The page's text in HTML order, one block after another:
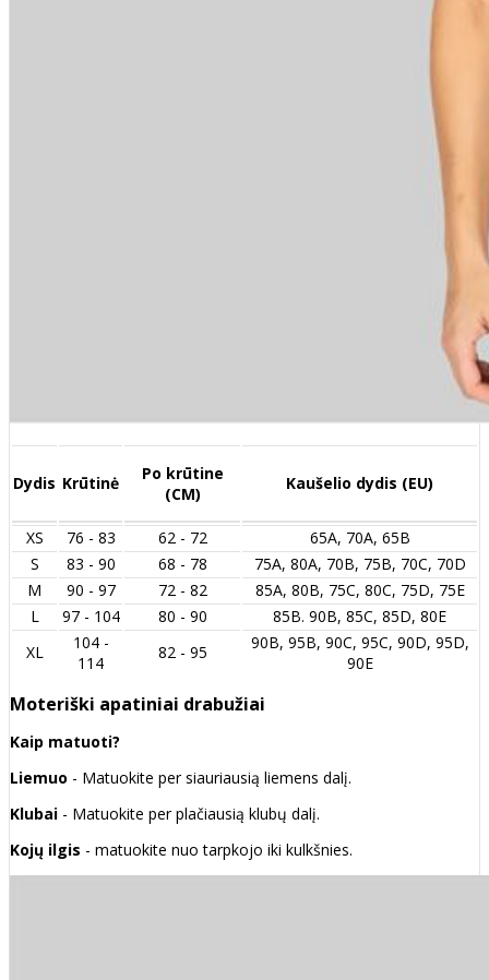
Dydis Krūtinė
Po krūtine
(CM)
Kaušelio dydis (EU)
XS 76 - 83 62 - 72
65A, 70A, 65B
S
83 - 90 68 - 78
75A, 80A, 70B, 75B, 70C, 70D
M
90 - 97 72 - 82
85A, 80B, 75C, 80C, 75D, 75E
L
97 - 104 80 - 90
85B. 90B, 85C, 85D, 80E
XL
104 -
114
82 - 95
90B, 95B, 90C, 95C, 90D, 95D,
90E
Moteriški apatiniai drabužiai
Kaip matuoti?
Liemuo - Matuokite per siauriausią liemens dalį.
Klubai - Matuokite per plačiausią klubų dalį.
Kojų ilgis - matuokite nuo tarpkojo iki kulkšnies.